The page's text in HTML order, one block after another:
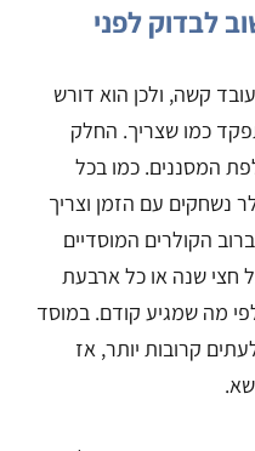
לבדוק לפני
קשה, ולכן הוא דורש
כמו שצריך. החלק
המסננים. כמו בכל
נשחקים עם הזמן וצריך
הקולרים המוסדיים
חצי שנה או כל ארבעת
מה שמגיע קודם. במוסד
קרובות יותר, אז